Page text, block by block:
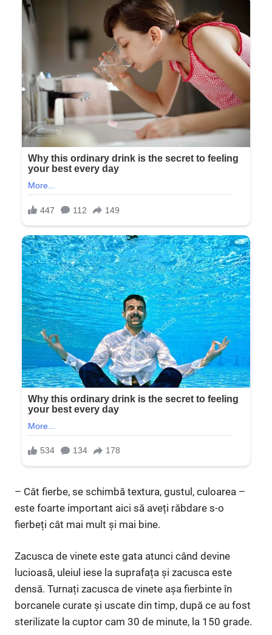
– Cât fierbe, se schimbă textura, gustul, culoarea –
este foarte important aici să aveți răbdare s-o
fierbeți cât mai mult și mai bine.
Zacusca de vinete este gata atunci când devine
lucioasă, uleiul iese la suprafața și zacusca este
densă. Turnați zacusca de vinete așa fierbinte în
borcanele curate și uscate din timp, după ce au fost
sterilizate la cuptor cam 30 de minute, la 150 grade.